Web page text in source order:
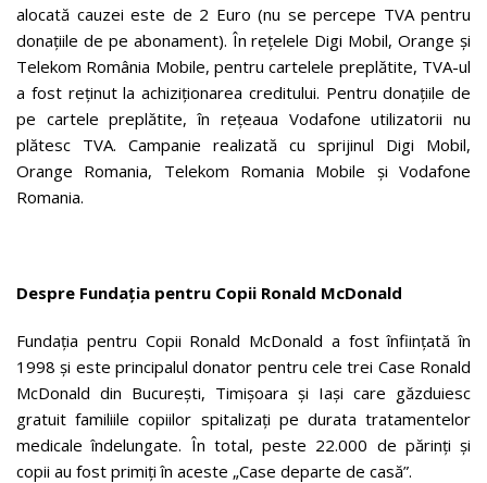
alocată cauzei este de 2 Euro (nu se percepe TVA pentru
donațiile de pe abonament). În rețelele Digi Mobil, Orange și
Telekom România Mobile, pentru cartelele preplătite, TVA-ul
a fost reținut la achiziționarea creditului. Pentru donațiile de
pe cartele preplătite, în rețeaua Vodafone utilizatorii nu
plătesc TVA. Campanie realizată cu sprijinul Digi Mobil,
Orange Romania, Telekom Romania Mobile și Vodafone
Romania.
Despre Fundația pentru Copii Ronald McDonald
Fundația pentru Copii Ronald McDonald a fost înființată în
1998 și este principalul donator pentru cele trei Case Ronald
McDonald din București, Timișoara și Iași care găzduiesc
gratuit familiile copiilor spitalizați pe durata tratamentelor
medicale îndelungate. În total, peste 22.000 de părinți și
copii au fost primiți în aceste „Case departe de casă”.